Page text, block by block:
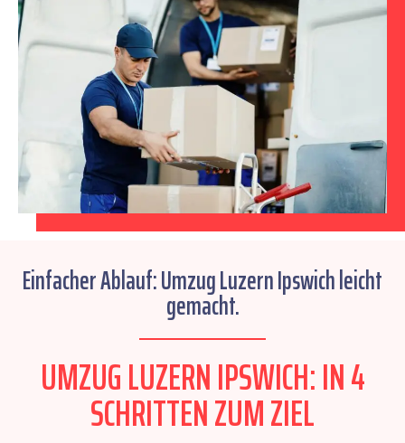
Einfacher Ablauf: Umzug Luzern Ipswich leicht
gemacht.
UMZUG LUZERN IPSWICH: IN 4
SCHRITTEN ZUM ZIEL